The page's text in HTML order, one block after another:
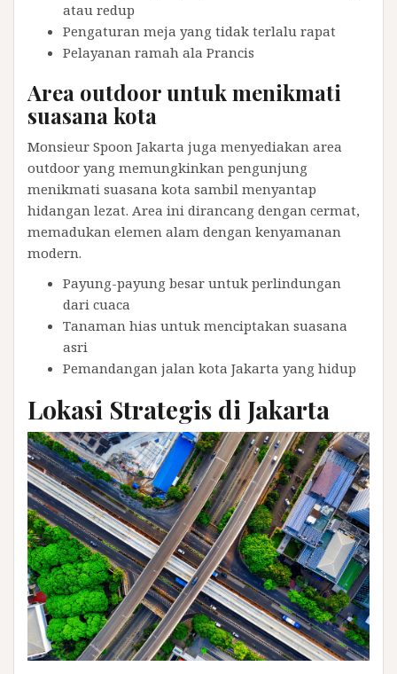
atau redup
Pengaturan meja yang tidak terlalu rapat
Pelayanan ramah ala Prancis
Area outdoor untuk menikmati
suasana kota
Monsieur Spoon Jakarta juga menyediakan area
outdoor yang memungkinkan pengunjung
menikmati suasana kota sambil menyantap
hidangan lezat. Area ini dirancang dengan cermat,
memadukan elemen alam dengan kenyamanan
modern.
Payung-payung besar untuk perlindungan
dari cuaca
Tanaman hias untuk menciptakan suasana
asri
Pemandangan jalan kota Jakarta yang hidup
Lokasi Strategis di Jakarta